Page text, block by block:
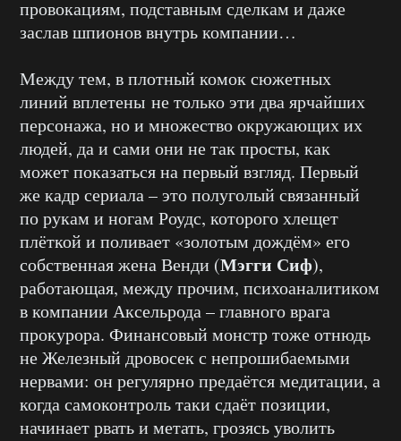
провокациям, подставным сделкам и даже
заслав шпионов внутрь компании…
Между тем, в плотный комок сюжетных
линий вплетены не только эти два ярчайших
персонажа, но и множество окружающих их
людей, да и сами они не так просты, как
может показаться на первый взгляд. Первый
же кадр сериала – это полуголый связанный
по рукам и ногам Роудс, которого хлещет
плёткой и поливает «золотым дождём» его
собственная жена Венди (Мэгги Сиф),
работающая, между прочим, психоаналитиком
в компании Аксельрода – главного врага
прокурора. Финансовый монстр тоже отнюдь
не Железный дровосек с непрошибаемыми
нервами: он регулярно предаётся медитации, а
когда самоконтроль таки сдаёт позиции,
начинает рвать и метать, грозясь уволить